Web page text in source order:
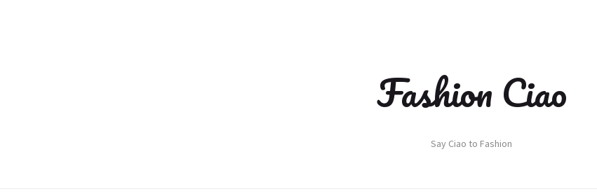
Fashion Ciao
Say Ciao to Fashion